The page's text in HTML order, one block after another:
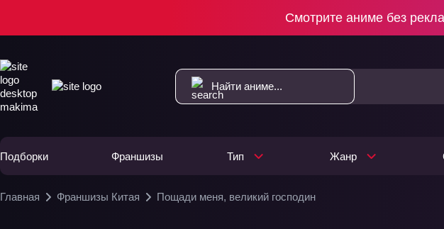
Смотрите аниме без
Подборки Франшизы Тип Жанр
Главная Франшизы Китая Пощади меня, великий господин